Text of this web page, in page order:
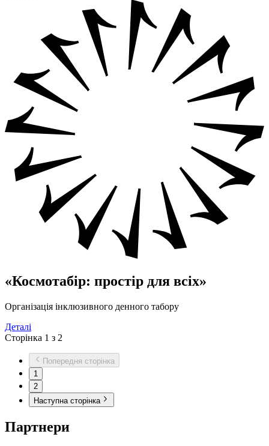
«Космотабір: простір для всіх»
Організація інклюзивного денного табору
Деталі
Сторінка 1 з 2
Попередня сторінка
1
2
Наступна сторінка
Партнери